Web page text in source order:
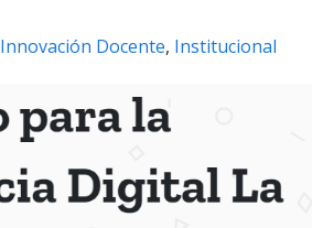
Innovación Docente, Institucional